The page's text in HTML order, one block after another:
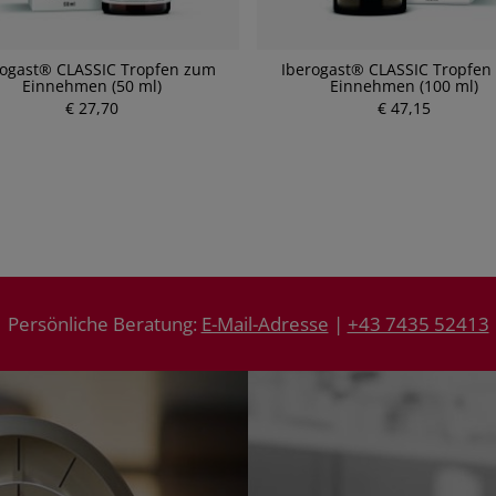
CLASSIC Tropfen zum
Einnehmen (50 ml)
€ 27,70
Iberogast® CLASSIC
Einnehmen (100 ml)
€ 47,15
Persönliche Beratung: E-Mail-Adresse | +43 7435 52413